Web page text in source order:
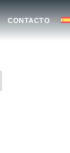
CONTACTO